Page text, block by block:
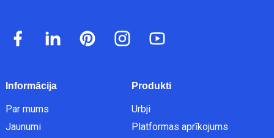
Informācija
Par mums
Jaunumi
Produkti
Urbji
Platformas aprīkojums